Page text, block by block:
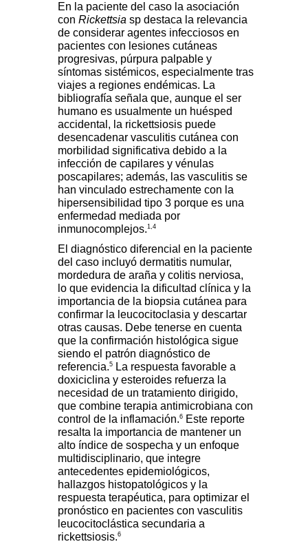
En la paciente del caso la asociación
con Rickettsia sp destaca la relevancia
de considerar agentes infecciosos en
pacientes con lesiones cutáneas
progresivas, púrpura palpable y
síntomas sistémicos, especialmente tras
viajes a regiones endémicas. La
bibliografía señala que, aunque el ser
humano es usualmente un huésped
accidental, la rickettsiosis puede
desencadenar vasculitis cutánea con
morbilidad significativa debido a la
infección de capilares y vénulas
poscapilares; además, las vasculitis se
han vinculado estrechamente con la
hipersensibilidad tipo 3 porque es una
enfermedad mediada por
inmunocomplejos.1,4
El diagnóstico diferencial en la paciente
del caso incluyó dermatitis numular,
mordedura de araña y colitis nerviosa,
lo que evidencia la dificultad clínica y la
importancia de la biopsia cutánea para
confirmar la leucocitoclasia y descartar
otras causas. Debe tenerse en cuenta
que la confirmación histológica sigue
siendo el patrón diagnóstico de
referencia.5
La respuesta favorable a
doxiciclina y esteroides refuerza la
necesidad de un tratamiento dirigido,
que combine terapia antimicrobiana con
control de la inflamación.6 Este reporte
resalta la importancia de mantener un
alto índice de sospecha y un enfoque
multidisciplinario, que integre
antecedentes epidemiológicos,
hallazgos histopatológicos y la
respuesta terapéutica, para optimizar el
pronóstico en pacientes con vasculitis
leucocitoclástica secundaria a
rickettsiosis.6